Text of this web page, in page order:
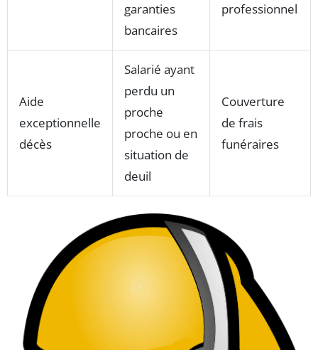
garanties
bancaires
professionnel
Aide
exceptionnelle
décès
Salarié ayant
perdu un
proche
proche ou en
situation de
deuil
Couverture
de frais
funéraires